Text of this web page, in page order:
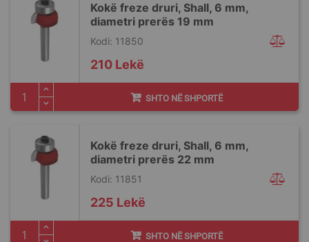
Kokë freze druri, Shall, 6 mm,
diametri prerës 19 mm
Kodi: 11850
210 Lekë
SHTO NË SHPORTË
Kokë freze druri, Shall, 6 mm,
diametri prerës 22 mm
Kodi: 11851
225 Lekë
SHTO NË SHPORTË